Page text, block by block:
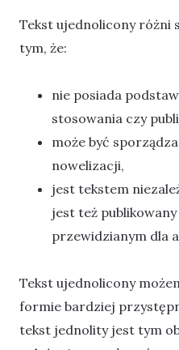
Tekst ujednolicony różni
tym, że:
nie posiada
stosowania czy
może być
nowelizacji,
jest tekstem
jest też
przewidzianym dla
Tekst ujednolicony
formie bardziej
tekst jednolity jest tym